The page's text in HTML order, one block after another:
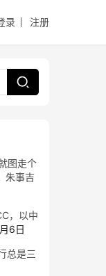
录 注册
图走个
朱事吉
，以中
6日
总是三